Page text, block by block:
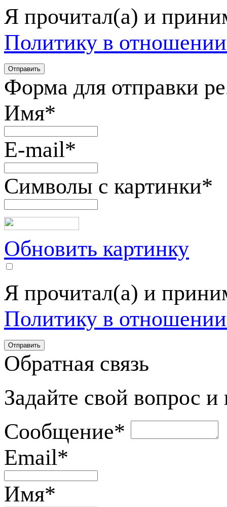
Я прочитал(а) и
Политику в
Форма для отправки
Имя*
E-mail*
Символы с картинки*
Обновить картинку
Я прочитал(а) и
Политику в
Обратная связь
Задайте свой вопрос
Сообщение*
Email*
Имя*